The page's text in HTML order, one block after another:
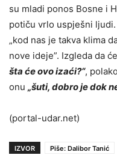
su mladi ponos Bosne i
potiču vrlo uspješni
„kod nas je takva klima
nove ideje”. Izgleda da
šta će ovo izaći?“,
onu „šuti, dobro je dok
(portal-udar.net)
IZVOR Piše: Dalibor Tanić